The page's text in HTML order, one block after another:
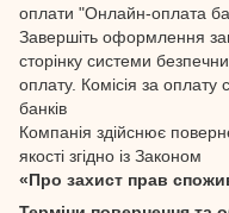
оплати "Онлайн-оплата
Завершіть оформлення
сторінку системи
оплату. Комісія за оплату
банків
Компанія здійснює
якості згідно із Законом
«Про захист прав